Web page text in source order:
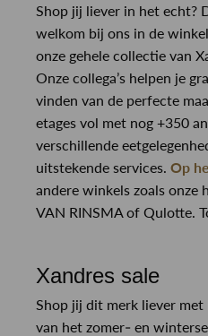
Shop jij liever in het echt?
welkom bij ons in de
onze gehele collectie van
Onze collega’s helpen je
vinden van de perfecte
etages vol met nog +350
verschillende
uitstekende services. Op
andere winkels zoals onze
VAN RINSMA of Qulotte.
Xandres sale
Shop jij dit merk liever
van het zomer- en